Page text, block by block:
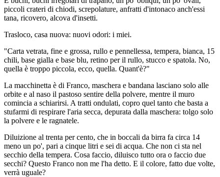
piccoli crateri di chiodi, screpolature, anfratti d'intonaco anch'essi
tana, ricovero, alcova d'insetti.
Trasloco, casa nuova: nuovi odori: i miei.
"Carta vetrata, fine e grossa, rullo e pennellessa, tempera, bianca, 15
chili, base gialla e base blu, retino per il rullo, stucco e spatola. No,
quella è troppo piccola, ecco, quella. Quant'è?"
La macchinetta è di Franco, maschera e bandana lasciano solo alle
orbite e al naso il pastoso sentire della polvere, mentre il muro
comincia a schiarirsi. A tratti ondulati, copro quel tanto che basta a
stufarmi di respirare l'aria secca, depurata dalla maschera: tolgo solo
la polvere e le ragnatele.
Diluizione al trenta per cento, che in boccali da birra fa circa 14
meno un po', pari a cinque litri e sei di acqua. Che non ci sta nel
secchio della tempera. Cosa faccio, diluisco tutto ora o faccio due
secchi? Questo Franco non me l'ha detto. E il colore, fatto due volte,
verrà uguale?